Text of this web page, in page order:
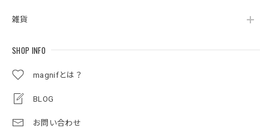
雑貨
SHOP INFO
magnifとは？
BLOG
お問い合わせ